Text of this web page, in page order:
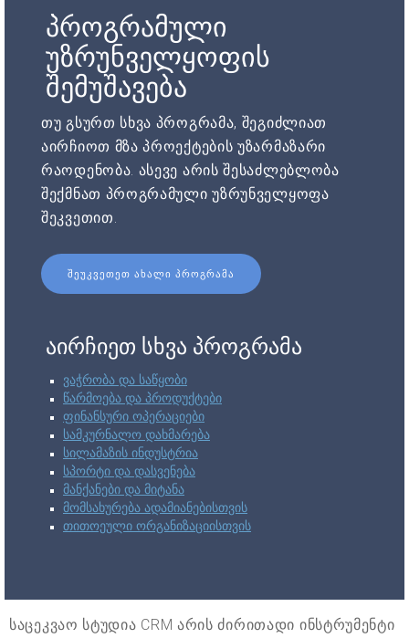
პროგრამული
უზრუნველყოფის
შემუშავება
თუ გსურთ სხვა პროგრამა, შეგიძლიათ
აირჩიოთ მზა პროექტების უზარმაზარი
რაოდენობა. ასევე არის შესაძლებლობა
შექმნათ პროგრამული უზრუნველყოფა
შეკვეთით.
ᲨᲔᲣᲙᲕᲔᲗᲔᲗ ᲐᲮᲐᲚᲘ ᲞᲠᲝᲒᲠᲐᲛᲐ
აირჩიეთ სხვა პროგრამა
ვაჭრობა და საწყობი
წარმოება და პროდუქტები
ფინანსური ოპერაციები
სამკურნალო დახმარება
სილამაზის ინდუსტრია
სპორტი და დასვენება
მანქანები და მიტანა
მომსახურება ადამიანებისთვის
თითოეული ორგანიზაციისთვის
საცეკვაო სტუდია CRM არის ძირითადი ინსტრუმენტი